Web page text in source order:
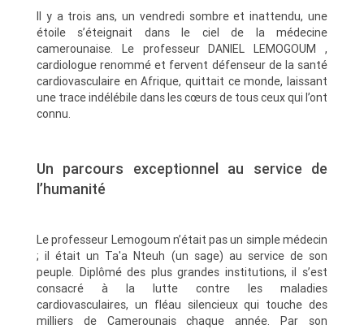
Il y a trois ans, un vendredi sombre et inattendu, une
étoile s’éteignait dans le ciel de la médecine
camerounaise. Le professeur DANIEL LEMOGOUM ,
cardiologue renommé et fervent défenseur de la santé
cardiovasculaire en Afrique, quittait ce monde, laissant
une trace indélébile dans les cœurs de tous ceux qui l’ont
connu.
Un parcours exceptionnel au service de
l’humanité
Le professeur Lemogoum n’était pas un simple médecin
; il était un Ta'a Nteuh (un sage) au service de son
peuple. Diplômé des plus grandes institutions, il s’est
consacré à la lutte contre les maladies
cardiovasculaires, un fléau silencieux qui touche des
milliers de Camerounais chaque année. Par son